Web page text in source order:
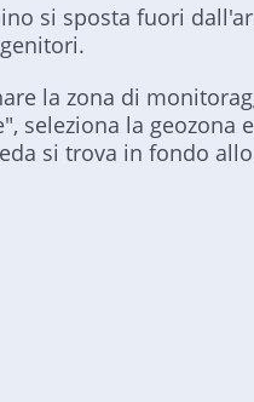
si sposta fuori
la zona di
seleziona la geozona
si trova in fondo